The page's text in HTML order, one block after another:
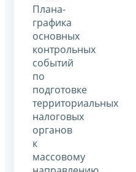
Плана-
графика
основных
контрольных
событий
по
подготовке
территориальных
налоговых
органов
к
массовому